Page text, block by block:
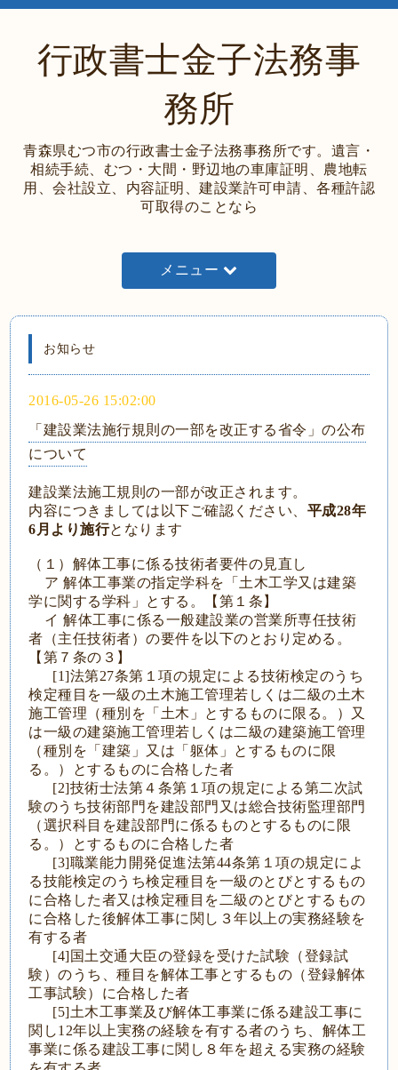
行政書士金子法務事
務所
青森県むつ市の行政書士金子法務事務所です。遺言・
相続手続、むつ・大間・野辺地の車庫証明、農地転
用、会社設立、内容証明、建設業許可申請、各種許認
可取得のことなら
メニュー
お知らせ
2016-05-26 15:02:00
「建設業法施行規則の一部を改正する省令」の公布
について
建設業法施工規則の一部が改正されます。
内容につきましては以下ご確認ください、 平成28年
6月より施行となります
（１）解体工事に係る技術者要件の見直し
ア 解体工事業の指定学科を「土木工学又は建築
学に関する学科」とする。【第１条】
イ 解体工事に係る一般建設業の営業所専任技術
者（主任技術者）の要件を以下のとおり定める。
【第７条の３】
[1]法第27条第１項の規定による技術検定のうち
検定種目を一級の土木施工管理若しくは二級の土木
施工管理（種別を「土木」とするものに限る。）又
は一級の建築施工管理若しくは二級の建築施工管理
（種別を「建築」又は「躯体」とするものに限
る。）とするものに合格した者
[2]技術士法第４条第１項の規定による第二次試
験のうち技術部門を建設部門又は総合技術監理部門
（選択科目を建設部門に係るものとするものに限
る。）とするものに合格した者
[3]職業能力開発促進法第44条第１項の規定によ
る技能検定のうち検定種目を一級のとびとするもの
に合格した者又は検定種目を二級のとびとするもの
に合格した後解体工事に関し３年以上の実務経験を
有する者
[4]国土交通大臣の登録を受けた試験（登録試
験）のうち、種目を解体工事とするもの（登録解体
工事試験）に合格した者
[5]土木工事業及び解体工事業に係る建設工事に
関し12年以上実務の経験を有する者のうち、解体工
事業に係る建設工事に関し８年を超える実務の経験